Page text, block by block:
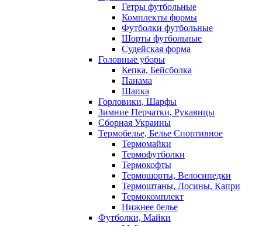
Гетры футбольные
Комплекты формы
Футболки футбольные
Шорты футбольные
Судейская форма
Головные уборы
Кепка, Бейсболка
Панама
Шапка
Горловики, Шарфы
Зимние Перчатки, Рукавицы
Сборная Украины
Термобелье, Белье Спортивное
Термомайки
Термофутболки
Термокофты
Термошорты, Велосипедки
Термоштаны, Лосины, Капри
Термокомплект
Нижнее белье
Футболки, Майки